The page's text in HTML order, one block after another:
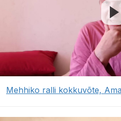
Mehhiko ralli kokkuvõte,